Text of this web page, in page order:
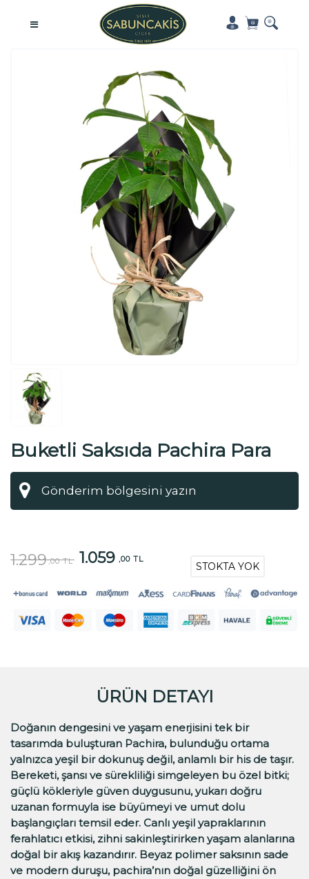
Buketli Saksıda Pachira Para
Çiçeği
1.299,00 TL 1.059 ,00 TL
STOKTA YOK
ÜRÜN DETAYI
Doğanın dengesini ve yaşam enerjisini tek bir
tasarımda buluşturan Pachira, bulunduğu ortama
yalnızca yeşil bir dokunuş değil, anlamlı bir his de taşır.
Bereketi, şansı ve sürekliliği simgeleyen bu özel bitki;
güçlü kökleriyle güven duygusunu, yukarı doğru
uzanan formuyla ise büyümeyi ve umut dolu
başlangıçları temsil eder. Canlı yeşil yapraklarının
ferahlatıcı etkisi, zihni sakinleştirirken yaşam alanlarına
doğal bir akış kazandırır. Beyaz polimer saksının sade
ve modern duruşu, pachira’nın doğal güzelliğini ön